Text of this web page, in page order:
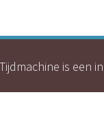
is een